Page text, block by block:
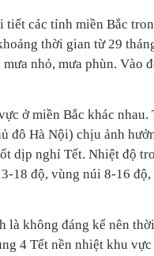
tiết các tỉnh miền Bắc
thời gian từ 29
nhỏ, mưa phùn. Vào
ở miền Bắc khác nhau.
đô Hà Nội) chịu ảnh
dịp nghỉ Tết. Nhiệt độ
18 độ, vùng núi 8-16 độ,
là không đáng kể nên
4 Tết nền nhiệt khu